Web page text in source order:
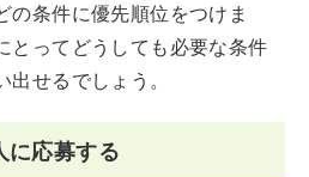
の条件に優先順位をつけま
とってどうしても必要な条件
せるでしょう。
に応募する